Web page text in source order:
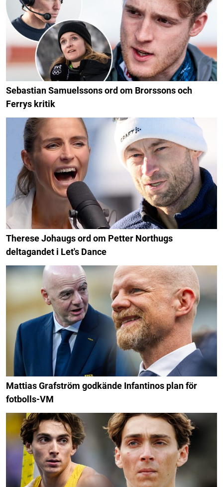
Sebastian Samuelssons ord om Brorssons och
Ferrys kritik
Therese Johaugs ord om Petter Northugs
deltagandet i Let's Dance
Mattias Grafström godkände Infantinos plan för
fotbolls-VM